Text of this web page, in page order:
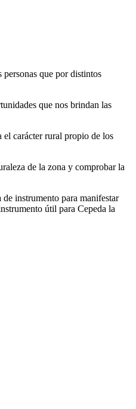
que por distintos
que nos brindan las
el carácter rural propio de los
de la zona y comprobar la
de instrumento para manifestar
útil para Cepeda la